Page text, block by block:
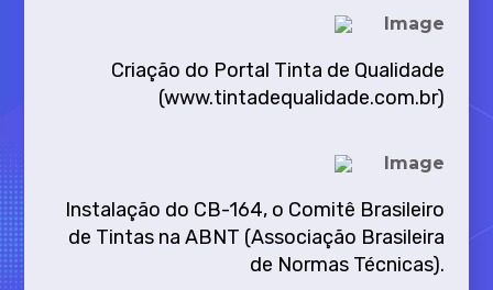
Criação do Portal Tinta de Qualidade
(www.tintadequalidade.com.br)
Instalação do CB-164, o Comitê Brasileiro
de Tintas na ABNT (Associação Brasileira
de Normas Técnicas).